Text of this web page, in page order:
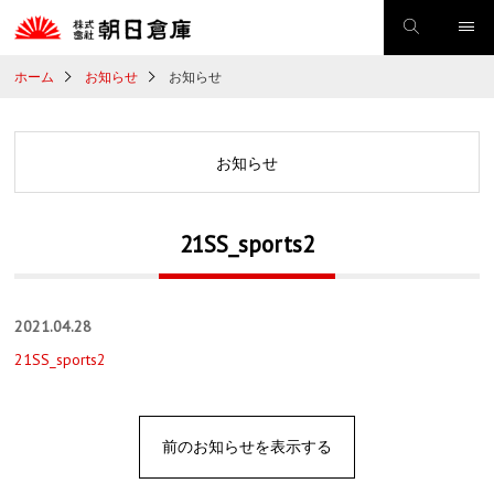
ホーム お知らせ お知らせ
お知らせ
21SS_sports2
2021.04.28
21SS_sports2
前のお知らせを表示する